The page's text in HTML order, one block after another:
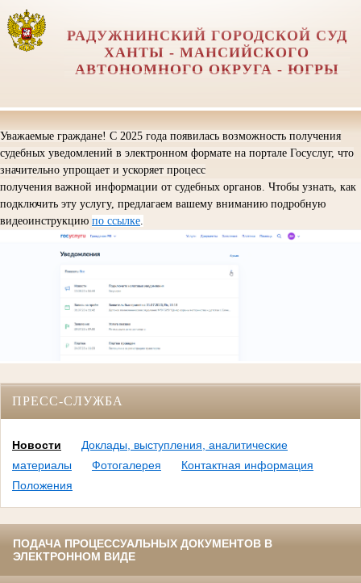
РАДУЖНИНСКИЙ ГОРОДСКОЙ СУД
ХАНТЫ - МАНСИЙСКОГО
АВТОНОМНОГО ОКРУГА - ЮГРЫ
Уважаемые граждане! С 2025 года появилась возможность получения
судебных уведомлений в электронном формате на портале Госуслуг, что
значительно упрощает и ускоряет процесс
получения важной информации от судебных органов. Чтобы узнать, как
подключить эту услугу, предлагаем вашему вниманию подробную
видеоинструкцию по ссылке.
ПРЕСС-СЛУЖБА
Новости
Доклады, выступления, аналитические
материалы
Фотогалерея
Контактная информация
Положения
ПОДАЧА ПРОЦЕССУАЛЬНЫХ ДОКУМЕНТОВ В
ЭЛЕКТРОННОМ ВИДЕ